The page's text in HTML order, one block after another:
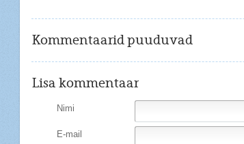
Kommentaarid puuduvad
Lisa kommentaar
Nimi
E-mail